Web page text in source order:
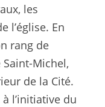
les
l’église. En
rang de
Michel,
de la Cité.
l’initiative du